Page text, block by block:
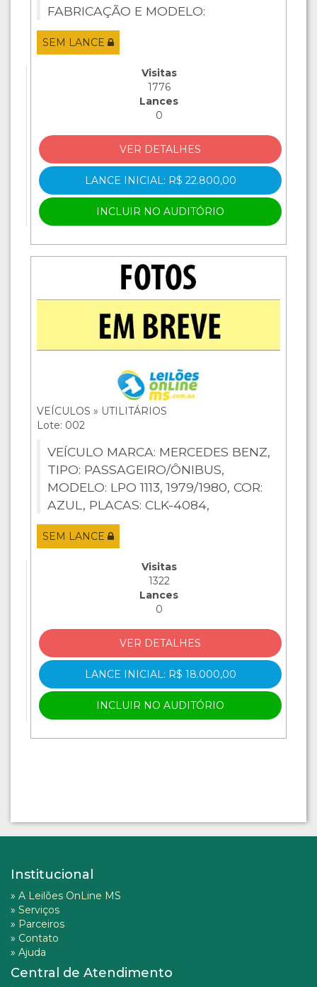
FABRICAÇÃO E MODELO:
2003/2004, COR: CINZA.
SEM LANCE
Visitas
1776
Lances
0
VER DETALHES
LANCE INICIAL: R$ 22.800,00
INCLUIR NO AUDITÓRIO
VEÍCULOS » UTILITÁRIOS
Lote: 002
VEÍCULO MARCA: MERCEDES BENZ,
TIPO: PASSAGEIRO/ÔNIBUS,
MODELO: LPO 1113, 1979/1980, COR:
AZUL, PLACAS: CLK-4084,
ANAURILÂNDIA (MS).
SEM LANCE
Visitas
1322
Lances
0
VER DETALHES
LANCE INICIAL: R$ 18.000,00
INCLUIR NO AUDITÓRIO
Institucional
» A Leilões OnLine MS
» Serviços
» Parceiros
» Contato
» Ajuda
Central de Atendimento